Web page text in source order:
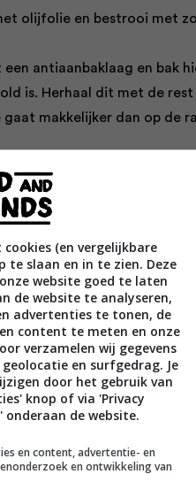
olijfolie en bestrooi met
antiaanbaklaag en bak
is. Herhaal dit met de rest
makkelijker dan op de
morgen best nog een
kwarteleitjes en wat
dompel ze 30 seconden in
met een mesje de losse
(brunoise) en meng met rode
(en vergelijkbare
slaan en in te zien. Deze
website goed te laten
de website te analyseren,
advertenties te tonen, de
content te meten en onze
verzamelen wij gegevens
en surfgedrag. Je
door het gebruik van
knop of via 'Privacy
de website.
en content, advertentie- en
en ontwikkeling van